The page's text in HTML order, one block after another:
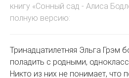
книгу «Сонный сад - Алиса
полную версию:
Тринадцатилетняя Эльга Грэм
поладить с родными,
Никто из них не понимает, что